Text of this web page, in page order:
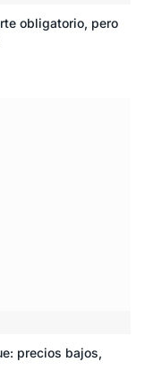
obligatorio, pero
precios bajos,